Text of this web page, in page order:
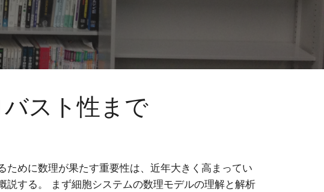
スト性まで
めに数理が果たす重要性は、近年大きく高まってい
する。 まず細胞システムの数理モデルの理解と解析